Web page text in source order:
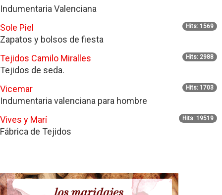
Indumentaria Valenciana
Hits: 1569
Sole Piel
Zapatos y bolsos de fiesta
Hits: 2988
Tejidos Camilo Miralles
Tejidos de seda.
Hits: 1703
Vicemar
Indumentaria valenciana para hombre
Hits: 19519
Vives y Marí
Fábrica de Tejidos